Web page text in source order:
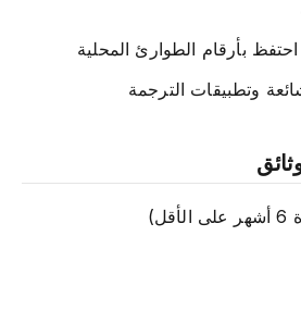
بأرقام الطوارئ المحلية
وتطبيقات الترجمة